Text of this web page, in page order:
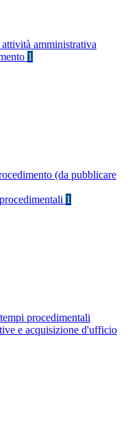
amministrativa
1
(da pubblicare
1
procedimentali
e acquisizione d'ufficio